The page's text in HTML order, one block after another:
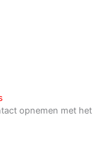
opnemen met het